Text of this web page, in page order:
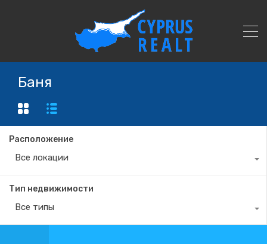
Баня
Расположение
Все локации
Тип недвижимости
Все типы